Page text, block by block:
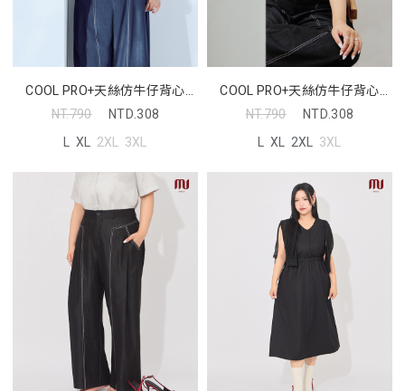
COOL PRO+天絲仿牛仔背心
MORE U 中大尺碼上衣
NT.790
NTD.308
L XL 2XL 3XL
COOL PRO+天絲仿牛仔背心
MORE U 中大尺碼上衣
NT.790
NTD.308
L XL 2XL 3XL